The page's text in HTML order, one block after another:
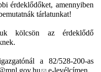
érdeklődőket, amennyiben
tárlatunkat!
kölcsön az érdeklődő
a 82/528-200-as
e-levélcímen.